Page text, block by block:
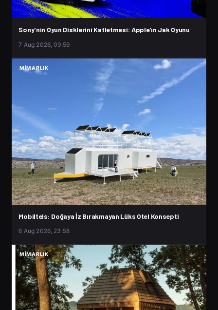
Sony'nin Oyun Disklerini Katletmesi: Apple'ın Jak Oyunu
7 Aug 2026, 09:59
MIMARLIK
Mobiltels: Doğaya İz Bırakmayan Lüks Otel Konsepti
6 Aug 2026, 23:58
MIMARLIK